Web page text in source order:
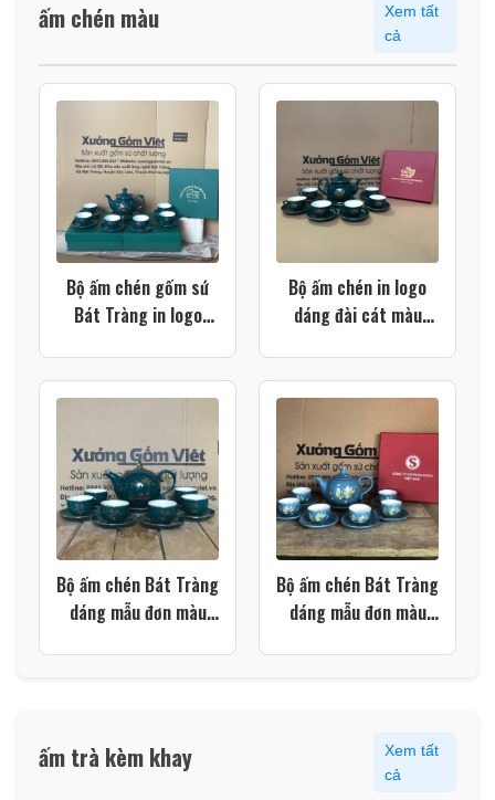
ấm chén màu
Xem tất
cả
Bộ ấm chén gốm sứ
Bát Tràng in logo
màu xanh lá XG-
Bộ ấm chén in logo
dáng đài cát màu
Bộ ấm chén Bát Tràng
dáng mẫu đơn màu
Bộ ấm chén Bát Tràng
dáng mẫu đơn màu
ấm trà kèm khay
Xem tất
cả